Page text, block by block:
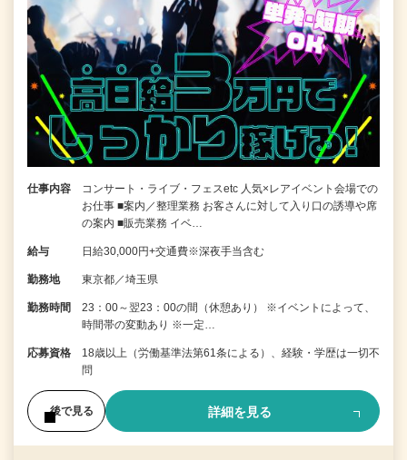
仕事内容
コンサート・ライブ・フェスetc 人気×レアイベント会場での
お仕事 ■案内／整理業務 お客さんに対して入り口の誘導や席
の案内 ■販売業務 イベ…
給与 日給30,000円+交通費※深夜手当含む
勤務地 東京都／埼玉県
勤務時間
23：00～翌23：00の間（休憩あり） ※イベントによって、
時間帯の変動あり ※一定…
応募資格
18歳以上（労働基準法第61条による）、経験・学歴は一切不
問
後で見る 詳細を見る